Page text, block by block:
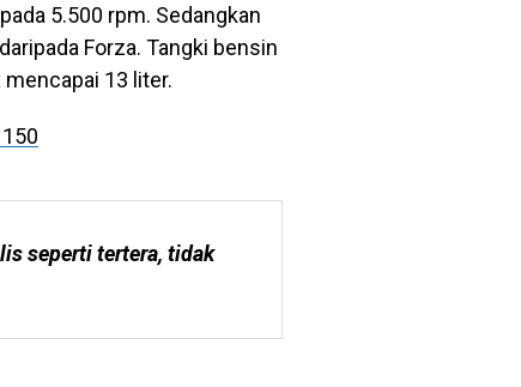
5.500 rpm. Sedangkan
Forza. Tangki bensin
13 liter.
seperti tertera, tidak